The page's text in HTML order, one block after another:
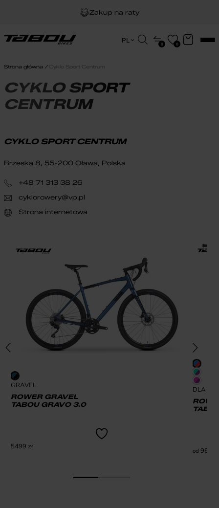
Zakup na raty
Dożywotnia gwarancja na ramę
PL
Wyszukiwarka
produktów
0 0
Strona główna Cyklo Sport Centrum
CYKLO SPORT
CENTRUM
GRAVEL
ROWER GRAVEL
TABOU GRAVO 3.0
5499 zł
DLA
od 969
CYKLO SPORT CENTRUM
Brzeska 8, 55-200 Oława, Polska
+48 71 313 38 26
cyklorowery@vp.pl
Strona internetowa